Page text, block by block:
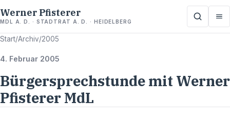
Werner Pfisterer
MDL A. D. · STADTRAT A. D. · HEIDELBERG
Start/Archiv/2005
4. Februar 2005
Bürgersprechstunde mit Werner
Pfisterer MdL